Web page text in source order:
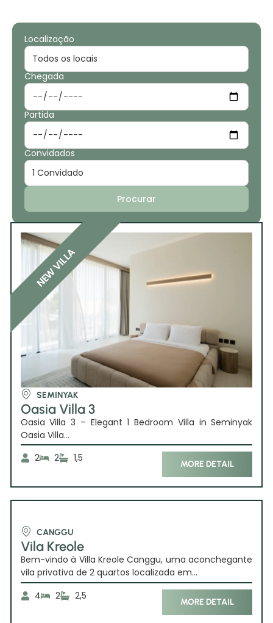
Localização
Chegada
Partida
Convidados
Procurar
NEW VILLA
SEMINYAK
Oasia Villa 3
Oasia Villa 3 – Elegant 1 Bedroom Villa in Seminyak
Oasia Villa...
2
2 1,5
MORE DETAIL
CANGGU
Vila Kreole
Bem-vindo à Villa Kreole Canggu, uma aconchegante
vila privativa de 2 quartos localizada em...
4
2 2,5
MORE DETAIL